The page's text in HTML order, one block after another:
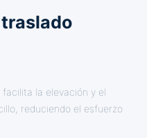
la elevación y el
reduciendo el esfuerzo